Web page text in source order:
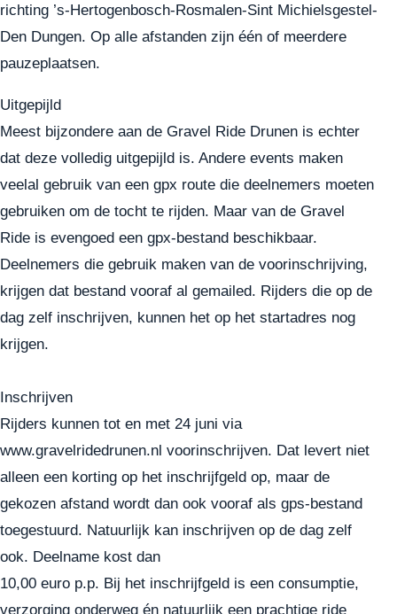
richting ’s-Hertogenbosch-Rosmalen-Sint Michielsgestel-
Den Dungen. Op alle afstanden zijn één of meerdere
pauzeplaatsen.
Uitgepijld
Meest bijzondere aan de Gravel Ride Drunen is echter
dat deze volledig uitgepijld is. Andere events maken
veelal gebruik van een gpx route die deelnemers moeten
gebruiken om de tocht te rijden. Maar van de Gravel
Ride is evengoed een gpx-bestand beschikbaar.
Deelnemers die gebruik maken van de voorinschrijving,
krijgen dat bestand vooraf al gemailed. Rijders die op de
dag zelf inschrijven, kunnen het op het startadres nog
krijgen.
Inschrijven
Rijders kunnen tot en met 24 juni via
www.gravelridedrunen.nl voorinschrijven. Dat levert niet
alleen een korting op het inschrijfgeld op, maar de
gekozen afstand wordt dan ook vooraf als gps-bestand
toegestuurd. Natuurlijk kan inschrijven op de dag zelf
ook. Deelname kost dan
10,00 euro p.p. Bij het inschrijfgeld is een consumptie,
verzorging onderweg én natuurlijk een prachtige ride